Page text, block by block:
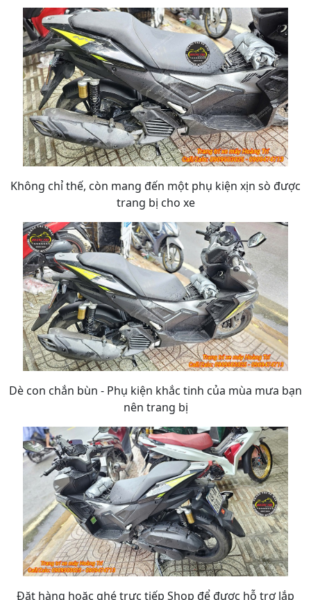
Không chỉ thế, còn mang đến một phụ kiện xịn sò được
trang bị cho xe
Dè con chắn bùn - Phụ kiện khắc tinh của mùa mưa bạn
nên trang bị
Đặt hàng hoặc ghé trực tiếp Shop để được hỗ trợ lắp